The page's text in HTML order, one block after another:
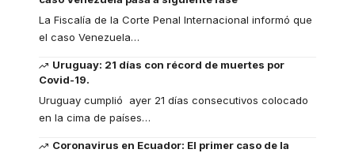
La Fiscalía de la Corte Penal Internacional informó que
el caso Venezuela…
Uruguay: 21 días con récord de muertes por
Covid-19.
Uruguay cumplió ayer 21 días consecutivos colocado
en la cima de países…
Coronavirus en Ecuador: El primer caso de la